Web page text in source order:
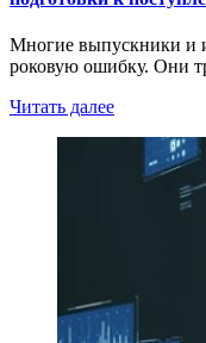
Многие выпускники и
роковую ошибку. Они
Читать далее